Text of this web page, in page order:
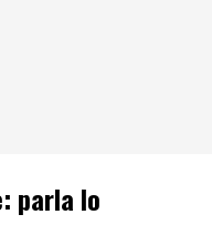
parla lo